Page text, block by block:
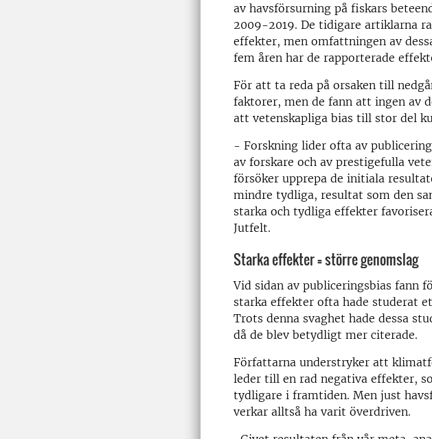
av havsförsurning på fiskars
2009-2019. De tidigare artiklarna
effekter, men omfattningen av
fem åren har de rapporterade
För att ta reda på orsaken till
faktorer, men de fann att ingen av
att vetenskapliga bias till stor del
- Forskning lider ofta av
av forskare och av prestigefulla
försöker upprepa de initiala
mindre tydliga, resultat som den
starka och tydliga effekter
Jutfelt.
Starka effekter = större genomslag
Vid sidan av publiceringsbias fann
starka effekter ofta hade studerat
Trots denna svaghet hade dessa
då de blev betydligt mer citerade.
Författarna understryker att
leder till en rad negativa effekter,
tydligare i framtiden. Men just
verkar alltså ha varit överdriven.